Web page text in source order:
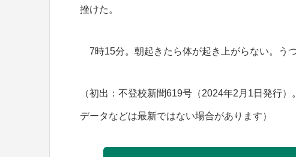
挫けた。
7時15分。朝起きたら体が起き上がらない。う
（初出：不登校新聞619号（2024年2月1日発行
データなどは最新ではない場合があります）